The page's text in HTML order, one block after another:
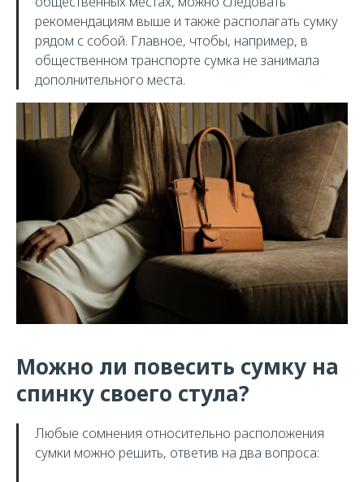
рекомендациям выше и также располагать сумку
рядом с собой. Главное, чтобы, например, в
общественном транспорте сумка не занимала
дополнительного места.
Можно ли повесить сумку на
спинку своего стула?
Любые сомнения относительно расположения
сумки можно решить, ответив на два вопроса: